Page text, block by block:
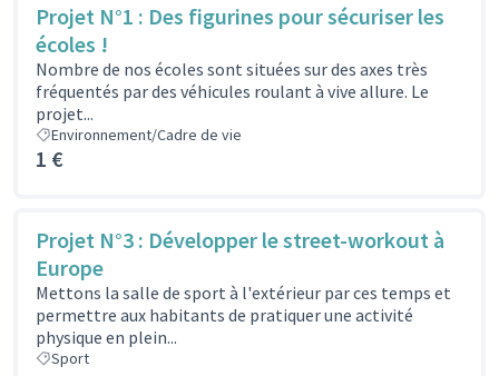
Projet N°1 : Des figurines pour sécuriser les
écoles !
Nombre de nos écoles sont situées sur des axes très
fréquentés par des véhicules roulant à vive allure. Le
projet...
Environnement/Cadre de vie
1 €
Projet N°3 : Développer le street-workout à
Europe
Mettons la salle de sport à l'extérieur par ces temps et
permettre aux habitants de pratiquer une activité
physique en plein...
Sport